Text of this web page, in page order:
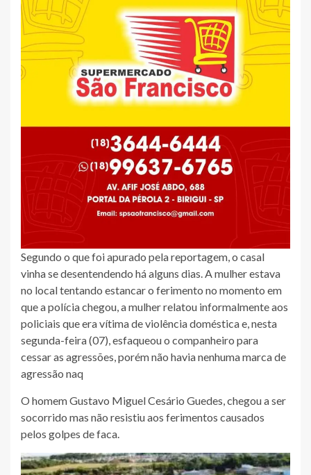
Segundo o que foi apurado pela reportagem, o casal
vinha se desentendendo há alguns dias. A mulher estava
no local tentando estancar o ferimento no momento em
que a polícia chegou, a mulher relatou informalmente aos
policiais que era vítima de violência doméstica e, nesta
segunda-feira (07), esfaqueou o companheiro para
cessar as agressões, porém não havia nenhuma marca de
agressão naq
O homem Gustavo Miguel Cesário Guedes, chegou a ser
socorrido mas não resistiu aos ferimentos causados
pelos golpes de faca.